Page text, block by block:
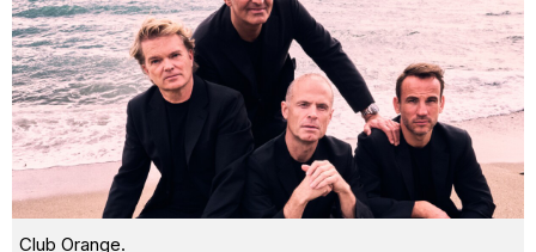
Club Orange.